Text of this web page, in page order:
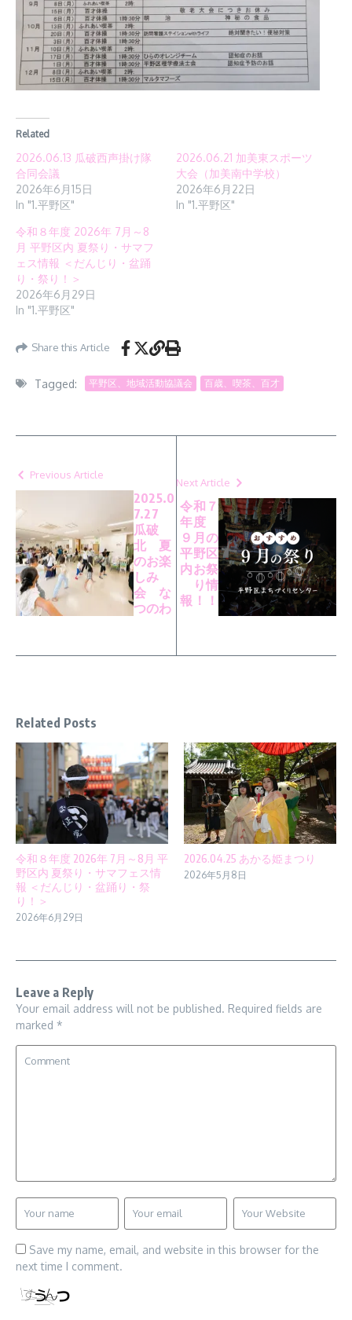
Related
2026.06.13 瓜破西声掛け隊
合同会議
2026年6月15日
In "1.平野区"
2026.06.21 加美東スポーツ
大会（加美南中学校）
2026年6月22日
In "1.平野区"
令和８年度 2026年 7月～8
月 平野区内 夏祭り・サマフ
ェス情報 ＜だんじり・盆踊
り・祭り！＞
2026年6月29日
In "1.平野区"
Share this Article
Tagged: 平野区、地域活動協議会 百歳、喫茶、百才
Previous Article
2025.0
7.27
瓜破
北 夏
のお楽
しみ
会 な
つのわ
Next Article
令和７
年度
９月の
平野区
内お祭
り情
報！！
Related Posts
令和８年度 2026年 7月～8月 平
野区内 夏祭り・サマフェス情
報 ＜だんじり・盆踊り・祭
り！＞
2026年6月29日
2026.04.25 あかる姫まつり
2026年5月8日
Leave a Reply
Your email address will not be published. Required fields are
marked *
Save my name, email, and website in this browser for the
next time I comment.